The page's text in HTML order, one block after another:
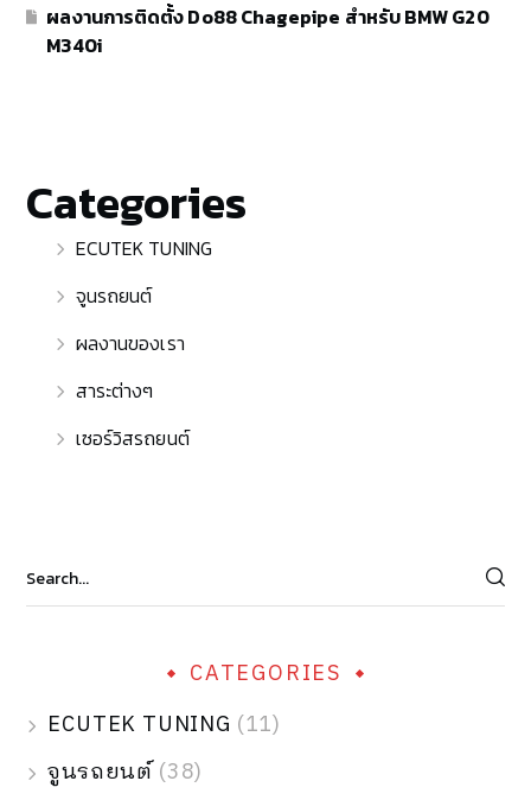
ผลงานการติดตั้ง Do88 Chagepipe สำหรับ BMW G20
M340i
Categories
ECUTEK TUNING
จูนรถยนต์
ผลงานของเรา
สาระต่างๆ
เซอร์วิสรถยนต์
CATEGORIES
ECUTEK TUNING (11)
จูนรถยนต์(38)